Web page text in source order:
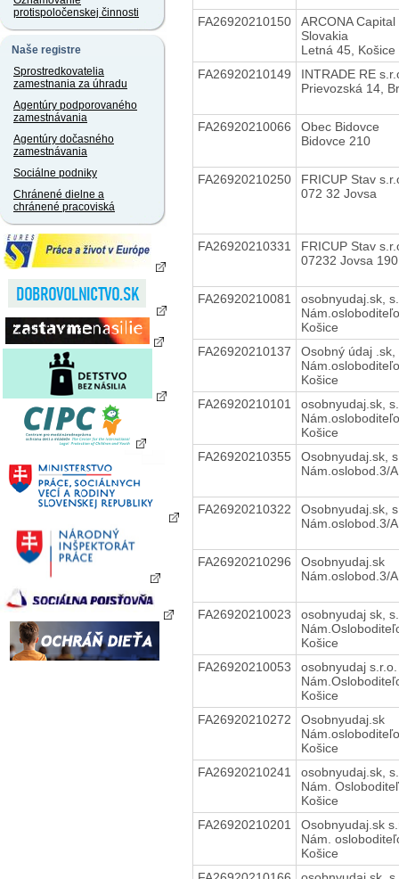
protispoločenskej činnosti
Naše registre
Sprostredkovatelia
zamestnania za úhradu
Agentúry podporovaného
zamestnávania
Agentúry dočasného
zamestnávania
Sociálne podniky
Chránené dielne a
chránené pracoviská
FA26920210150
ARCONA Capital
Slovakia
Letná 45, Košice
FA26920210149
INTRADE RE
Prievozská 14,
FA26920210066
Obec Bidovce
Bidovce 210
FA26920210250
FRICUP Stav
072 32 Jovsa
FA26920210331
FRICUP Stav
07232 Jovsa 190
FA26920210081
osobnyudaj.sk,
Košice
FA26920210137
Osobný údaj .sk,
Košice
FA26920210101
osobnyudaj.sk,
Košice
FA26920210355
Osobnyudaj.sk,
Nám.oslobod.3/
FA26920210322
Osobnyudaj.sk,
Nám.oslobod.3/
FA26920210296
Osobnyudaj.sk
Nám.oslobod.3/
FA26920210023
osobnyudaj sk,
Košice
FA26920210053
osobnyudaj s.r.o.
Košice
FA26920210272
Osobnyudaj.sk
Košice
FA26920210241
osobnyudaj.sk,
Nám.
Košice
FA26920210201
Osobnyudaj.sk
Nám.
Košice